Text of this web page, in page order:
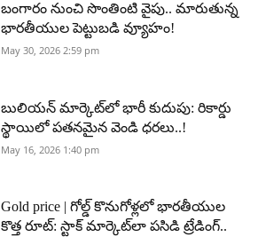
బంగారం నుంచి సొంతింటి వైపు.. మారుతున్న
భారతీయుల పెట్టుబడి వ్యూహం!
May 30, 2026 2:59 pm
బులియన్ మార్కెట్‌లో భారీ కుదుపు: రికార్డు
స్థాయిలో పతనమైన వెండి ధరలు..!
May 16, 2026 1:40 pm
Gold price | గోల్డ్ కొనుగోళ్లలో భారతీయుల
కొత్త రూట్: స్టాక్ మార్కెట్‌లా పసిడి ట్రేడింగ్..